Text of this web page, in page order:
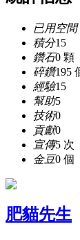
已用空間
積分15
鑽石0 顆
碎鑽195
經驗15
幫助5
技術0
貢獻0
宣傳5 次
金豆0 個
肥貓先生